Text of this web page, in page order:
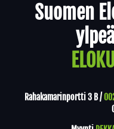
Suomen
Rahakamarinportti 3 B /